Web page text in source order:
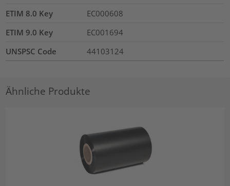
ETIM 8.0 Key
EC000608
ETIM 9.0 Key
EC001694
UNSPSC Code
44103124
Ähnliche Produkte